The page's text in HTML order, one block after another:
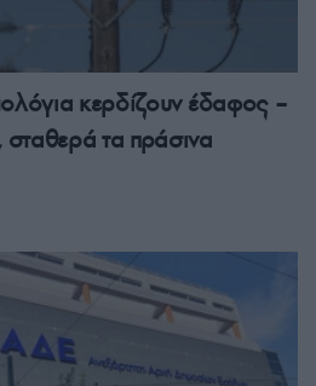
κερδίζουν έδαφος –
τα πράσινα